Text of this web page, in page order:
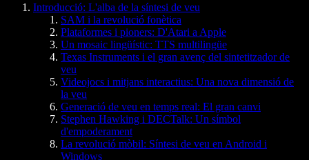
Introducció: L'alba de la síntesi de veu
SAM i la revolució fonètica
Plataformes i pioners: D'Atari a Apple
Un mosaic lingüístic: TTS multilingüe
Texas Instruments i el gran avenç del sintetitzador de
veu
Videojocs i mitjans interactius: Una nova dimensió de
la veu
Generació de veu en temps real: El gran canvi
Stephen Hawking i DECTalk: Un símbol
d'empoderament
La revolució mòbil: Síntesi de veu en Android i
Windows